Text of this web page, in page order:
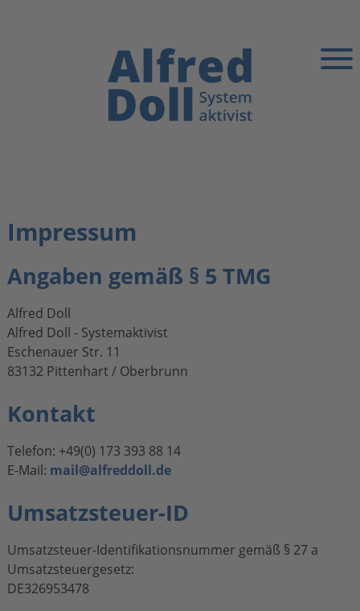
Impressum
Angaben gemäß § 5 TMG
Alfred Doll
Alfred Doll - Systemaktivist
Eschenauer Str. 11
83132 Pittenhart / Oberbrunn
Kontakt
Telefon: +49(0) 173 393 88 14
E-Mail: mail@alfreddoll.de
Umsatzsteuer-ID
Umsatzsteuer-Identifikationsnummer gemäß § 27 a
Umsatzsteuergesetz:
DE326953478